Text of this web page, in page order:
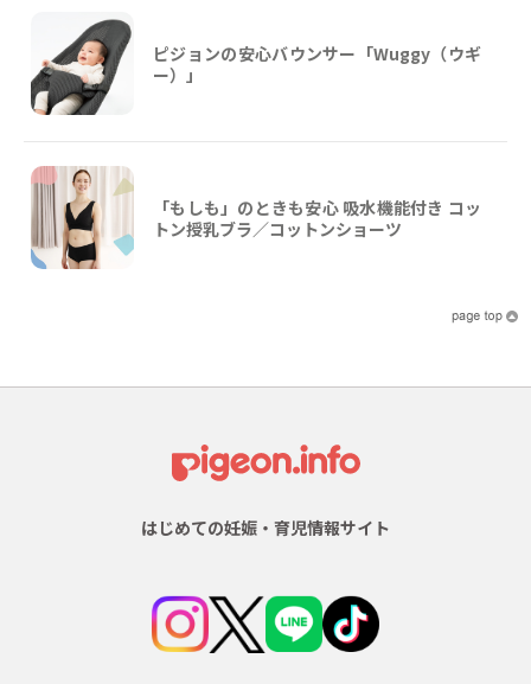
ピジョンの安心バウンサー「Wuggy（ウギ
ー）」
「もしも」のときも安心 吸水機能付き コッ
トン授乳ブラ／コットンショーツ
はじめての妊娠・育児情報サイト